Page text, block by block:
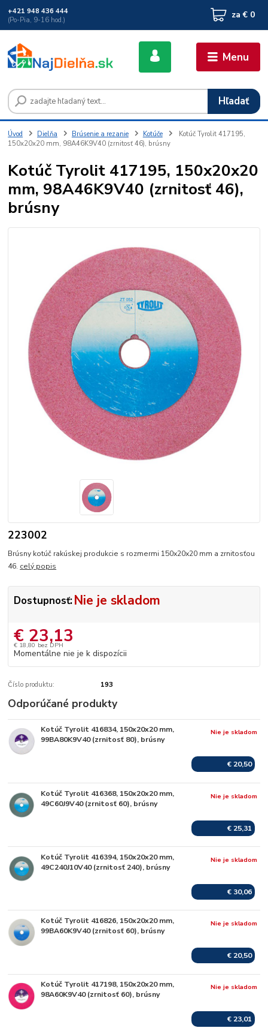
Menu
Hľadať
+421 948 436 444
(Po-Pia, 9-16 hod.)
za € 0
Úvod Dielňa Brúsenie a rezanie Kotúče
Kotúč Tyrolit 417195,
150x20x20 mm, 98A46K9V40 (zrnitosť 46), brúsny
Kotúč Tyrolit 417195, 150x20x20
mm, 98A46K9V40 (zrnitosť 46),
brúsny
223002
Brúsny kotúč rakúskej produkcie s rozmermi 150x20x20 mm a zrnitosťou
46. celý popis
Dostupnosť:Nie je skladom
€ 23,13
€ 18,80 bez DPH
Momentálne nie je k dispozícii
Číslo produktu: 193
Odporúčané produkty
Kotúč Tyrolit 416834, 150x20x20 mm,
99BA80K9V40 (zrnitosť 80), brúsny
€ 20,50
Nie je skladom
Kotúč Tyrolit 416368, 150x20x20 mm,
49C60J9V40 (zrnitosť 60), brúsny
€ 25,31
Nie je skladom
Kotúč Tyrolit 416394, 150x20x20 mm,
49C240J10V40 (zrnitosť 240), brúsny
€ 30,06
Nie je skladom
Kotúč Tyrolit 416826, 150x20x20 mm,
99BA60K9V40 (zrnitosť 60), brúsny
€ 20,50
Nie je skladom
Kotúč Tyrolit 417198, 150x20x20 mm,
98A60K9V40 (zrnitosť 60), brúsny
€ 23,01
Nie je skladom